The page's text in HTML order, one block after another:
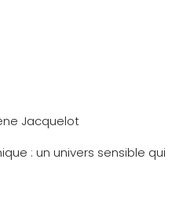
Jacquelot
: un univers sensible qui